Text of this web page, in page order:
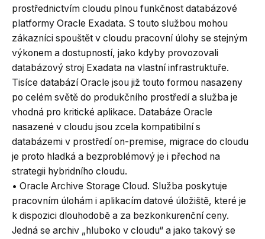
prostřednictvím cloudu plnou funkčnost databázové
platformy Oracle Exadata. S touto službou mohou
zákazníci spouštět v cloudu pracovní úlohy se stejným
výkonem a dostupností, jako kdyby provozovali
databázový stroj Exadata na vlastní infrastruktuře.
Tisíce databází Oracle jsou již touto formou nasazeny
po celém světě do produkčního prostředí a služba je
vhodná pro kritické aplikace. Databáze Oracle
nasazené v cloudu jsou zcela kompatibilní s
databázemi v prostředí on-premise, migrace do cloudu
je proto hladká a bezproblémový je i přechod na
strategii hybridního cloudu.
• Oracle Archive Storage Cloud. Služba poskytuje
pracovním úlohám i aplikacím datové úložiště, které je
k dispozici dlouhodobě a za bezkonkurenční ceny.
Jedná se archiv „hluboko v cloudu“ a jako takový se